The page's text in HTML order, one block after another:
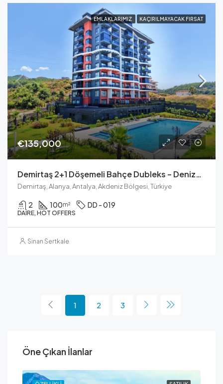
EMLAKLARIMIZ KAÇIRILMAYACAK FIRSAT
€135,000
Demirtaş 2+1 Döşemeli Bahçe Dubleks – Denize 1,2 Km Mesafede
Demirtaş, Alanya, Antalya, Akdeniz Bölgesi, Türkiye
2 100m² DD - 019
DAIRE, HOT OFFERS
Sinan Sertkale
1 2 3
Öne Çıkan İlanlar